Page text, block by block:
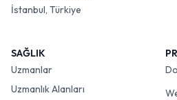
İstanbul, Türkiye
SAĞLIK
Uzmanlar
Uzmanlık Alanları